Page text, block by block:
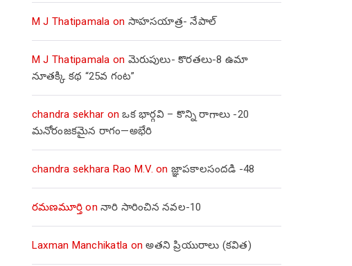
M J Thatipamala on సాహసయాత్ర- నేపాల్‌
M J Thatipamala on మెరుపులు- కొరతలు-8 ఉమా
నూతక్కి కథ “25వ గంట”
chandra sekhar onఒక భార్గవి – కొన్ని రాగాలు -20
మనోరంజకమైన రాగం—అభేరి
chandra sekhara Rao M.V. on జ్ఞాపకాలసందడి -48
రమణమూర్తి onనారి సారించిన నవల-10
Laxman Manchikatla onఅతని ప్రియురాలు (కవిత)